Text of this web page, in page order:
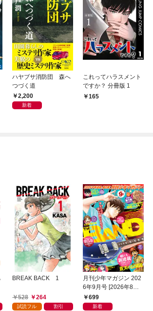
ハヤブサ消防団 森へ
つづく道
2,200
新着
これってハラスメント
ですか？ 分冊版 1
165
BREAK BACK 1
528 264
試読フル 割引
月刊少年マガジン 202
6年9月号 [2026年8月6
日発売]
699
新着